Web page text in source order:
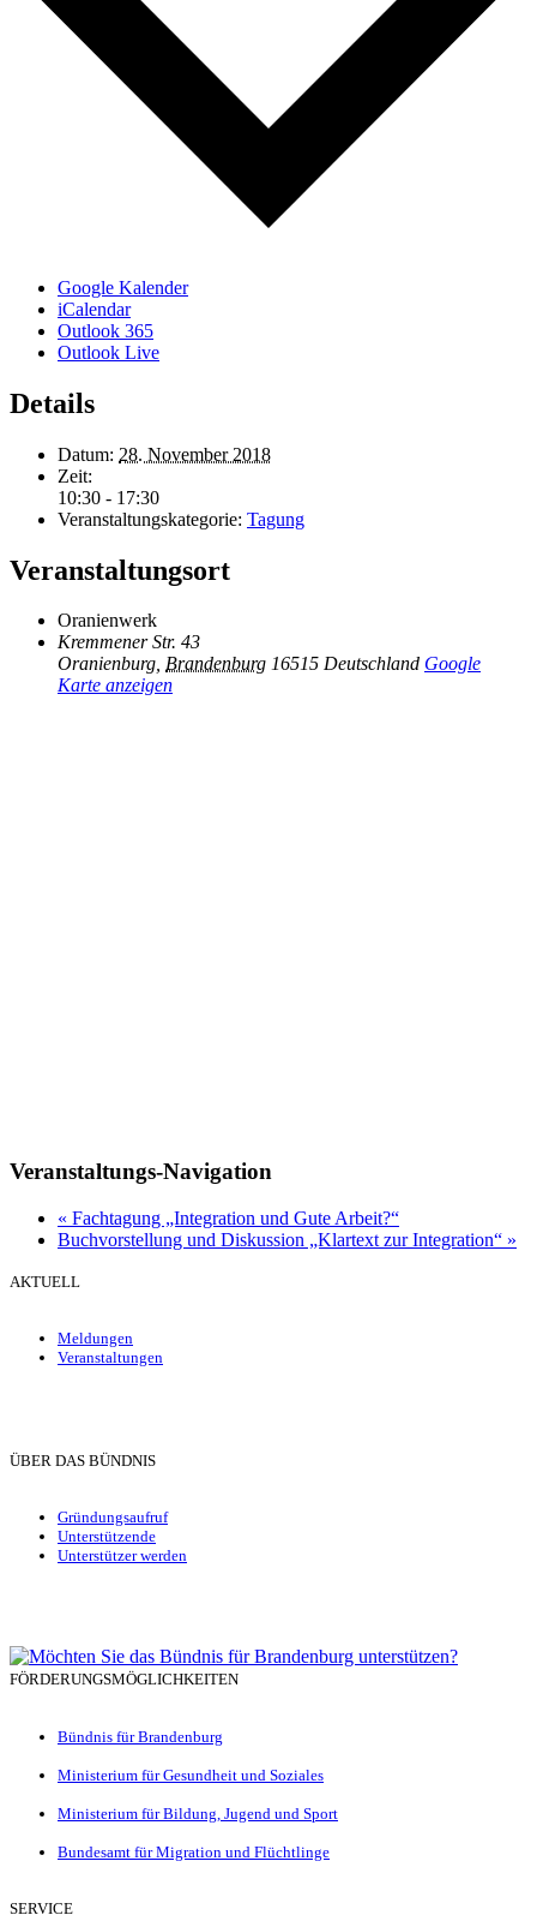
Google Kalender
iCalendar
Outlook 365
Outlook Live
Details
Datum: 28. November 2018
Zeit:
10:30 - 17:30
Veranstaltungskategorie: Tagung
Veranstaltungsort
Oranienwerk
Kremmener Str. 43
Oranienburg, Brandenburg 16515 Deutschland Google
Karte anzeigen
Veranstaltungs-Navigation
« Fachtagung „Integration und Gute Arbeit?“
Buchvorstellung und Diskussion „Klartext zur Integration“ »
AKTUELL
Meldungen
Veranstaltungen
ÜBER DAS BÜNDNIS
Gründungsaufruf
Unterstützende
Unterstützer werden
FÖRDERUNGSMÖGLICHKEITEN
Bündnis für Brandenburg
Ministerium für Gesundheit und Soziales
Ministerium für Bildung, Jugend und Sport
Bundesamt für Migration und Flüchtlinge
SERVICE